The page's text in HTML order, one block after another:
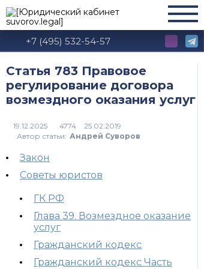
+7 (495) 532-54-57
Статья 783 Правовое
регулирование договора
возмездного оказания услуг
4774
Автор статьи: Андрей Суворов
Закон
Советы юристов
ГК РФ
Глава 39. Возмездное оказание
услуг
Гражданский кодекс
Гражданский кодекс Часть